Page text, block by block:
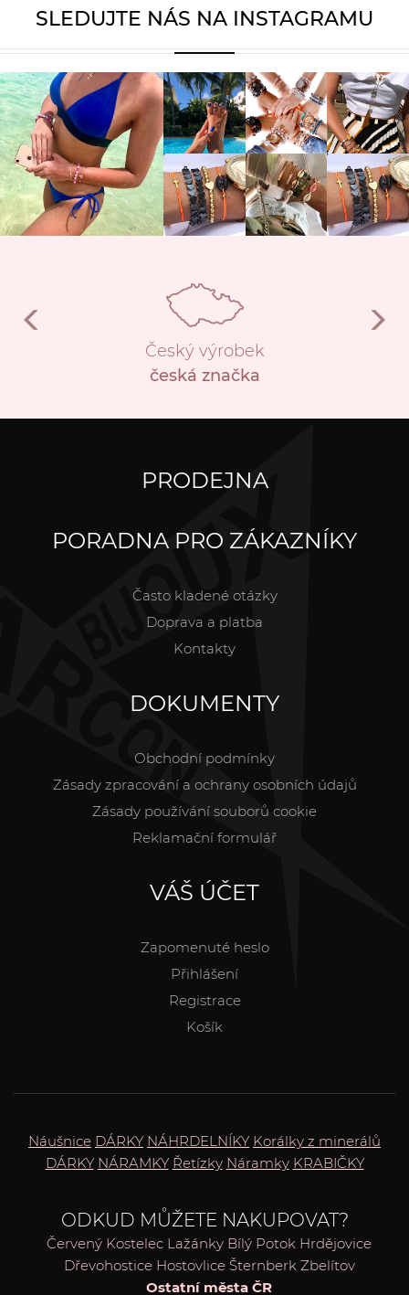
SLEDUJTE NÁS NA INSTAGRAMU
Český výrobek
česká značka
PRODEJNA
PORADNA PRO ZÁKAZNÍKY
Často kladené otázky
Doprava a platba
Kontakty
DOKUMENTY
Obchodní podmínky
Zásady zpracování a ochrany osobních údajů
Zásady používání souborů cookie
Reklamační formulář
VÁŠ ÚČET
Zapomenuté heslo
Přihlášení
Registrace
Košík
Náušnice DÁRKY NÁHRDELNÍKY Korálky z minerálů
DÁRKY NÁRAMKY Řetízky Náramky KRABIČKY
ODKUD MŮŽETE NAKUPOVAT?
Červený Kostelec Lažánky Bílý Potok Hrdějovice
Dřevohostice Hostovlice Šternberk Zbelítov
Ostatní města ČR